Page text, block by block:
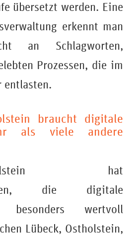
übersetzt werden. Eine
erkennt man
an Schlagworten,
Prozessen, die im
entlasten.
braucht digitale
als viele andere
Holstein hat
die digitale
besonders wertvoll
Lübeck, Ostholstein,